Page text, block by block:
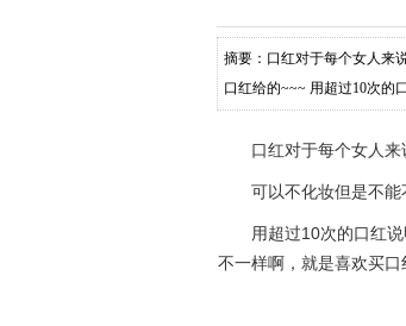
摘要：口红对于每个女人来
口红给的~~~ 用超过10次的
口红对于每个女人来
可以不化妆但是不
用超过10次的口红
不一样啊，就是喜欢买